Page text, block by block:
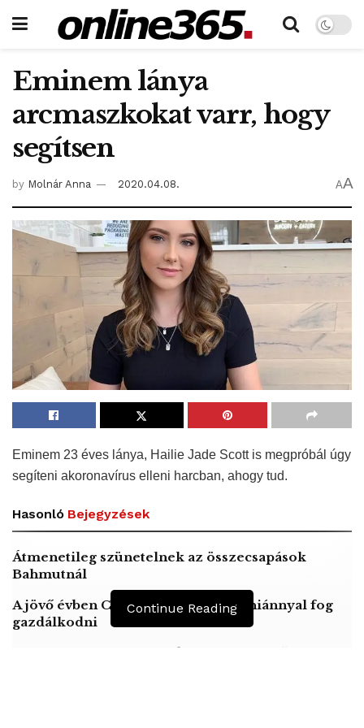
Eminem lánya
arcmaszkokat varr, hogy
segítsen
by Molnár Anna 2020.04.08. AA
Eminem 23 éves lánya, Hailie Jade Scott is megpróbál úgy
segíteni akoronavírus elleni harcban, ahogy tud.
Hasonló Bejegyzések
Átmenetileg szünetelnek az összecsapások
Bahmutnál
A jövő évben Csehország hatalmas hiánnyal fog
gazdálkodni
Orosz kormányintézkedések – Alapvető
Continue Reading